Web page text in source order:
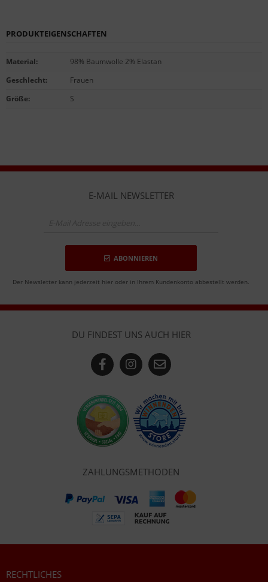
PRODUKTEIGENSCHAFTEN
Material:
98% Baumwolle 2% Elastan
Geschlecht:
Frauen
Größe: S
E-MAIL NEWSLETTER
ABONNIEREN
Der Newsletter kann jederzeit hier oder in Ihrem Kundenkonto abbestellt werden.
DU FINDEST UNS AUCH HIER
ZAHLUNGSMETHODEN
RECHTLICHES